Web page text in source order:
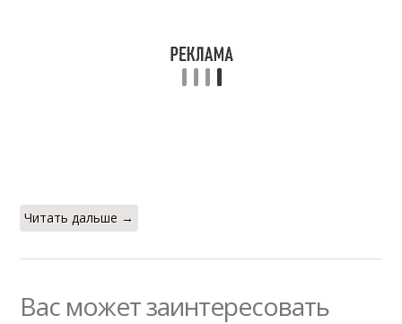
Читать дальше →
Вас может заинтересовать